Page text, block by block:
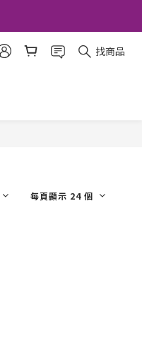
找商品
每頁顯示 24 個